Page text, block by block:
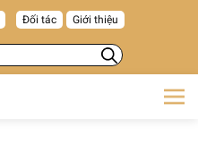
Đối tác Giới thiệu